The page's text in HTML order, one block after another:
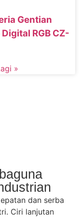
Gentian
RGB CZ-
»
dan serba
Ciri lanjutan